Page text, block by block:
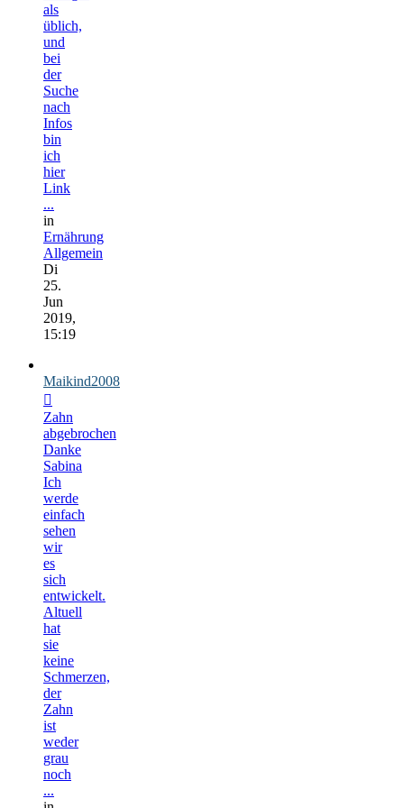
als
üblich,
und
bei
der
Suche
nach
Infos
bin
ich
hier
Link
...
in
Ernährung
Allgemein
Di
25.
Jun
2019,
15:19
Maikind2008
Zahn
abgebrochen
Danke
Sabina
Ich
werde
einfach
sehen
wir
es
sich
entwickelt.
Altuell
hat
sie
keine
Schmerzen,
der
Zahn
ist
weder
grau
noch
...